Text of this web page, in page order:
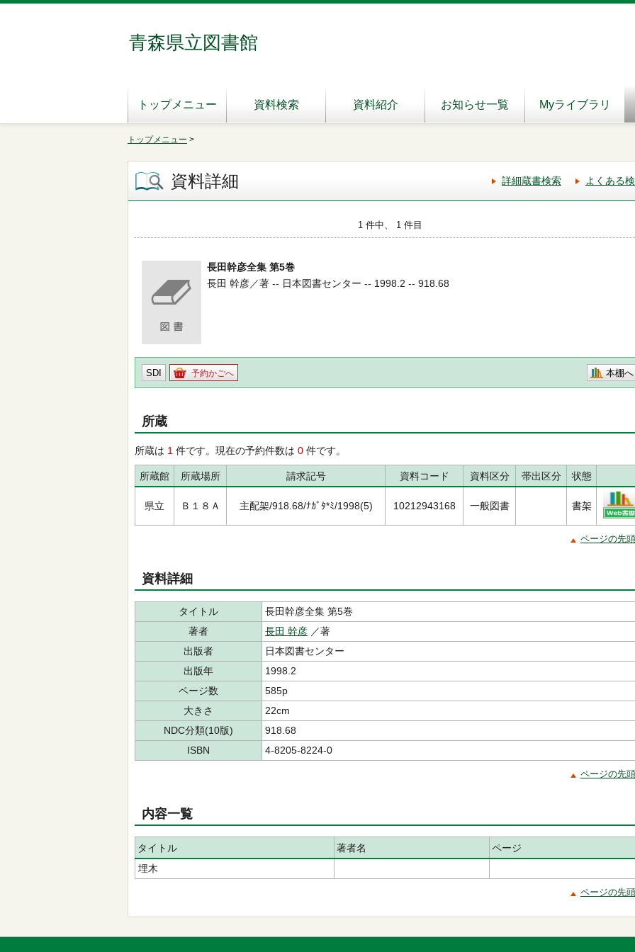
青森県立図書館
トップメニュー 資料検索 資料紹介 お知らせ一覧 Myライブラリ
トップメニュー >
資料詳細 詳細蔵書検索 よくある
1 件中、 1 件目
長田幹彦全集 第5巻
長田 幹彦／著 -- 日本図書センター -- 1998.2 -- 918.68
SDI 予約かごへ 本棚へ
所蔵
所蔵は 1 件です。現在の予約件数は 0 件です。
所蔵館 所蔵場所 請求記号 資料コード 資料区分 帯出区分 状態
県立 Ｂ１８Ａ 主配架/918.68/ﾅｶﾞﾀ*ﾐ/1998(5) 10212943168 一般図書 書架
ページの先
資料詳細
タイトル
長田幹彦全集 第5巻
著者
長田 幹彦 ／著
出版者
日本図書センター
出版年
1998.2
ページ数
585p
大きさ
22cm
NDC分類(10版)
918.68
ISBN
4-8205-8224-0
ページの先
内容一覧
タイトル 著者名
ページ
埋木
ページの先